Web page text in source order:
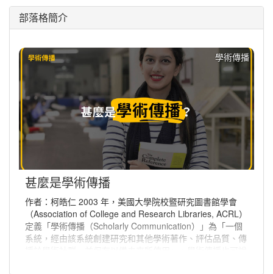
部落格簡介
學術傳播
甚麼是學術傳播
作者：柯皓仁 2003 年，美國大學院校暨研究圖書館學會
（Association of College and Research Libraries, ACRL）
定義「學術傳播（Scholarly Communication）」為「一個
系統，經由該系統創建研究和其他學術著作、評估品質、傳